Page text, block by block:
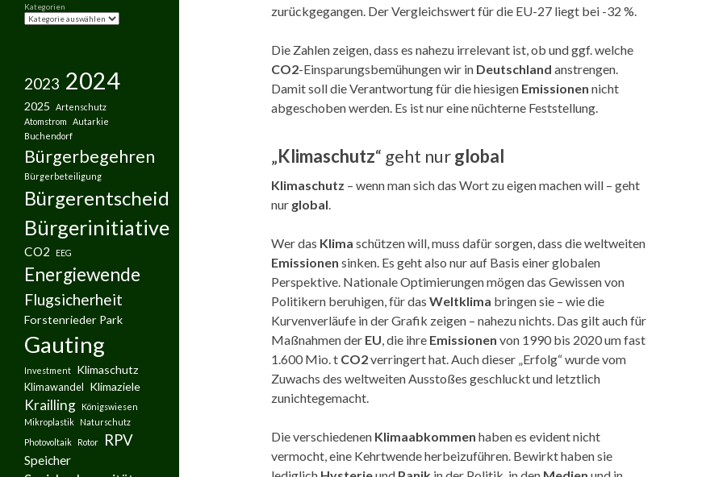
zurückgegangen. Der Vergleichswert für die EU-27 liegt bei -32 %.
Die Zahlen zeigen, dass es nahezu irrelevant ist, ob und ggf. welche
CO2-Einsparungsbemühungen wir in Deutschland anstrengen.
Damit soll die Verantwortung für die hiesigen Emissionen nicht
abgeschoben werden. Es ist nur eine nüchterne Feststellung.
„Klimaschutz“ geht nurglobal
Klimaschutz – wenn man sich das Wort zu eigen machen will – geht
nur global.
Wer das Klima schützen will, muss dafür sorgen, dass die weltweiten
Emissionen sinken. Es geht also nur auf Basis einer globalen
Perspektive. Nationale Optimierungen mögen das Gewissen von
Politikern beruhigen, für das Weltklima bringen sie – wie die
Kurvenverläufe in der Grafik zeigen – nahezu nichts. Das gilt auch für
Maßnahmen der EU, die ihre Emissionen von 1990 bis 2020 um fast
1.600 Mio. t CO2verringert hat. Auch dieser „Erfolg“ wurde vom
Zuwachs des weltweiten Ausstoßes geschluckt und letztlich
zunichtegemacht.
Die verschiedenen Klimaabkommen haben es evident nicht
vermocht, eine Kehrtwende herbeizuführen. Bewirkt haben sie
Kategorien
2023 2024
2025
Artenschutz
Atomstrom
Autarkie
Buchendorf
Bürgerbegehren
Bürgerbeteiligung
Bürgerentscheid
Bürgerinitiative
CO2 EEG
Energiewende
Flugsicherheit
Forstenrieder Park
Gauting
Investment Klimaschutz
Klimawandel Klimaziele
Krailling
Königswiesen
Mikroplastik
Naturschutz
Photovoltaik
Rotor RPV
Speicher